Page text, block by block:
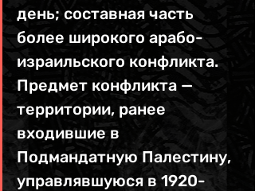
день; составная часть
более широкого арабо-
израильского конфликта.
Предмет конфликта —
территории, ранее
входившие в
Подмандатную Палестину,
управлявшуюся в 1920-